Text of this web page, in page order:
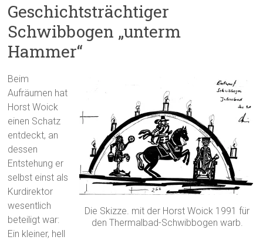
Geschichtsträchtiger
Schwibbogen „unterm
Hammer“
Die Skizze. mit der Horst Woick 1991 für
den Thermalbad-Schwibbogen warb.
Beim
Aufräumen hat
Horst Woick
einen Schatz
entdeckt, an
dessen
Entstehung er
selbst einst als
Kurdirektor
wesentlich
beteiligt war:
Ein kleiner, hell